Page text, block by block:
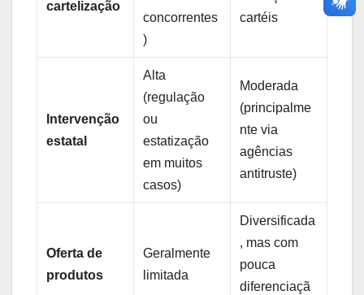
cartelização
concorrentes
)
cartéis
Intervenção
estatal
Alta
(regulação
ou
estatização
em muitos
casos)
Moderada
(principalme
nte via
agências
antitruste)
Oferta de
produtos
Geralmente
limitada
Diversificada
, mas com
pouca
diferenciaçã